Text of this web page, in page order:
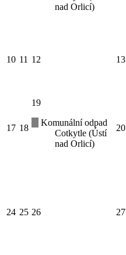
nad Orlicí)
10 11 12 13
17 18
19
Komunální odpad
Cotkytle (Ústí
nad Orlicí)
20
24 25 26 27